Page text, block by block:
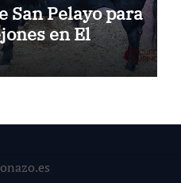
San Pelayo para
en El